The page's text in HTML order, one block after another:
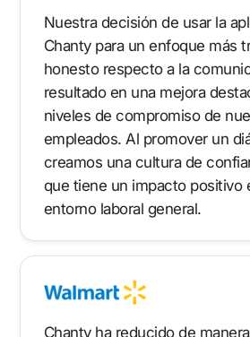
Nuestra decisión de usar la
Chanty para un enfoque más
honesto respecto a la
resultado en una mejora
niveles de compromiso de
empleados. Al promover un
creamos una cultura de
que tiene un impacto positivo
entorno laboral general.
Chanty ha reducido de